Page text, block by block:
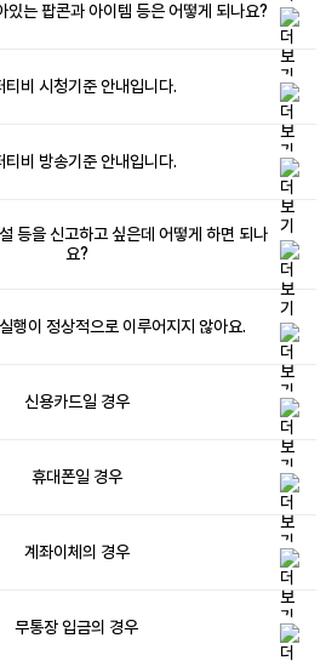
있는 팝콘과 아이템 등은 어떻게 되나요?
티비 시청기준 안내입니다.
티비 방송기준 안내입니다.
등을 신고하고 싶은데 어떻게 하면 되나
요?
행이 정상적으로 이루어지지 않아요.
신용카드일 경우
휴대폰일 경우
계좌이체의 경우
무통장 입금의 경우